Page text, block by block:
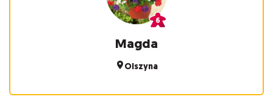
Magda
Olszyna